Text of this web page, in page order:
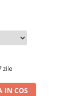
zile
IN COS